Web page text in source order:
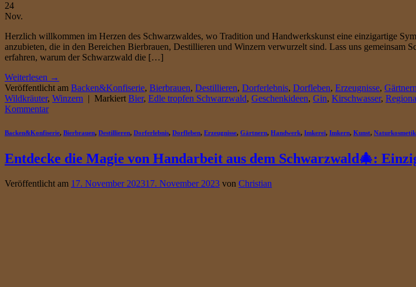
24
Nov.
Herzlich willkommen im Herzen des Schwarzwaldes, wo Tradition und Handwerkskunst eine einzigartige
anzubieten, die in den Bereichen Bierbrauen, Destillieren und Winzern verwurzelt sind. Lass uns gemeinsam
erfahren, warum der Schwarzwald die […]
Weiterlesen →
Veröffentlicht am Backen&Konfiserie, Bierbrauen, Destillieren, Dorferlebnis, Dorfleben, Erzeugnisse, Gärtnern
Wildkräuter, Winzern | Markiert Bier, Edle tropfen Schwarzwald, Geschenkideen, Gin, Kirschwasser,
Kommentar
Backen&Konfiserie, Bierbrauen, Destillieren, Dorferlebnis, Dorfleben, Erzeugnisse, Gärtnern, Handwerk, Imkerei, Imkern, Kunst, Naturkosmetik
Entdecke die Magie von Handarbeit aus dem Schwarzwald🎄:
Veröffentlicht am 17. November 202317. November 2023 von Christian